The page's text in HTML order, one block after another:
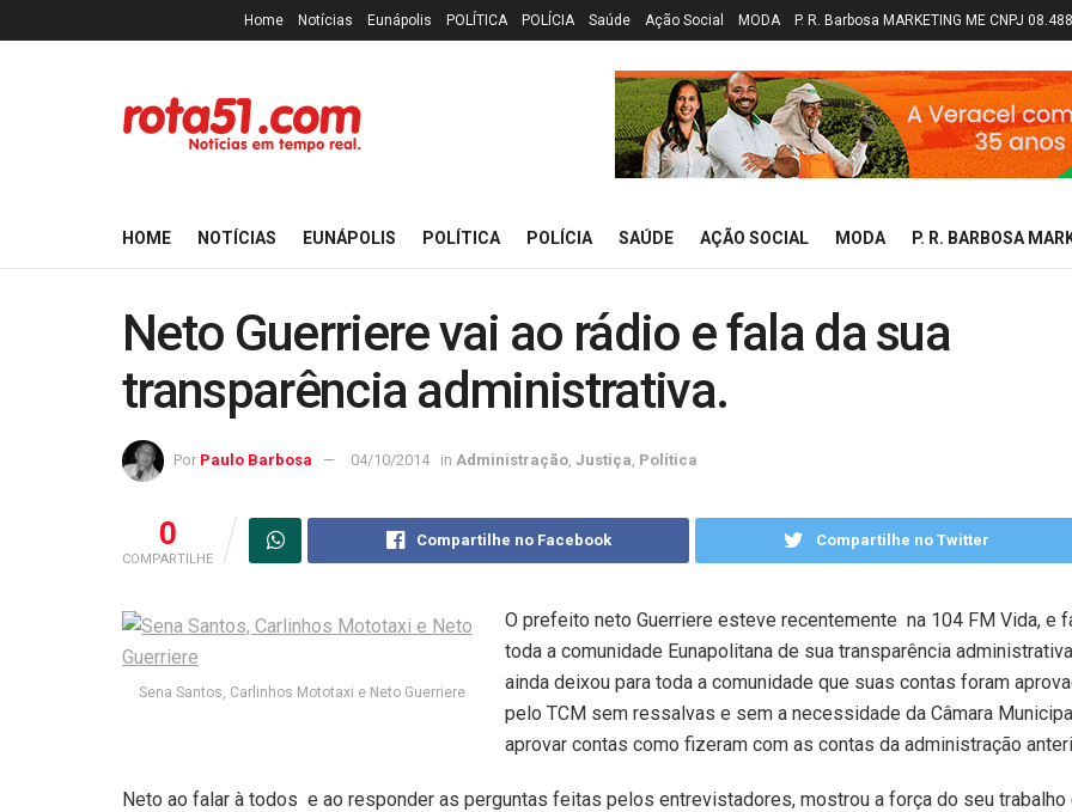
Home Notícias Eunápolis POLÍTICA POLÍCIA Saúde Ação Social MODA P. R. Barbosa MARKETING ME CNPJ
HOME NOTÍCIAS EUNÁPOLIS POLÍTICA POLÍCIA SAÚDE AÇÃO SOCIAL MODA P. R. BARBOSA
Neto Guerriere vai ao rádio e fala da sua
transparência administrativa.
Por Paulo Barbosa 04/10/2014 in Administração Justiça Política
0
COMPARTILHE
Compartilhe no Facebook Compartilhe no Twitter
Sena Santos, Carlinhos Mototaxi e Neto Guerriere
O prefeito neto Guerriere esteve recentemente na 104 FM Vida, e
toda a comunidade Eunapolitana de sua transparência
ainda deixou para toda a comunidade que suas contas foram
pelo TCM sem ressalvas e sem a necessidade da Câmara
aprovar contas como fizeram com as contas da administração
Neto ao falar à todos e ao responder as perguntas feitas pelos entrevistadores, mostrou a força do seu trabalho